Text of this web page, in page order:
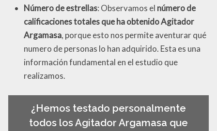
Número de estrellas: Observamos el número de
calificaciones totales que ha obtenido Agitador
Argamasa, porque esto nos permite aventurar qué
numero de personas lo han adquirido. Esta es una
información fundamental en el estudio que
realizamos.
¿Hemos testado personalmente
todos los Agitador Argamasa que